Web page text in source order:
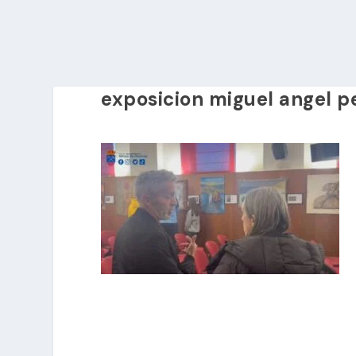
exposicion miguel angel